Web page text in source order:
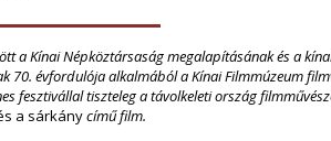
a Kínai Népköztársaság megalapításának és a
70. évfordulója alkalmából a Kínai Filmmúzeum
fesztivállal tiszteleg a távolkeleti ország
a sárkánycímű film.